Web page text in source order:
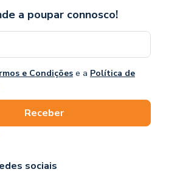
a poupar connosco!
e Condições e a Política de
Receber
sociais